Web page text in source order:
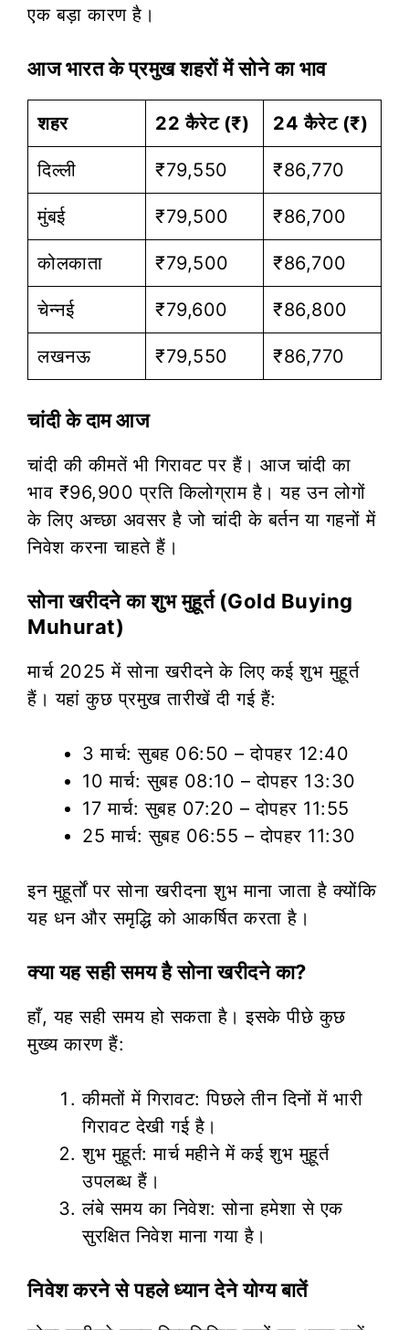
एक बड़ा कारण है।
आज भारत के प्रमुख शहरों में सोने का भाव
शहर 22 कैरेट (₹) 24 कैरेट (₹)
दिल्ली ₹79,550 ₹86,770
मुंबई ₹79,500 ₹86,700
कोलकाता ₹79,500 ₹86,700
चेन्नई ₹79,600 ₹86,800
लखनऊ ₹79,550 ₹86,770
चांदी के दाम आज
चांदी की कीमतें भी गिरावट पर हैं। आज चांदी का
भाव ₹96,900 प्रति किलोग्राम है। यह उन लोगों
के लिए अच्छा अवसर है जो चांदी के बर्तन या गहनों में
निवेश करना चाहते हैं।
सोना खरीदने का शुभ मुहूर्त (Gold Buying
Muhurat)
मार्च 2025 में सोना खरीदने के लिए कई शुभ मुहूर्त
हैं। यहां कुछ प्रमुख तारीखें दी गई हैं:
3 मार्च: सुबह 06:50 – दोपहर 12:40
10 मार्च: सुबह 08:10 – दोपहर 13:30
17 मार्च: सुबह 07:20 – दोपहर 11:55
25 मार्च: सुबह 06:55 – दोपहर 11:30
इन मुहूर्तों पर सोना खरीदना शुभ माना जाता है क्योंकि
यह धन और समृद्धि को आकर्षित करता है।
क्या यह सही समय है सोना खरीदने का?
हाँ, यह सही समय हो सकता है। इसके पीछे कुछ
मुख्य कारण हैं:
कीमतों में गिरावट: पिछले तीन दिनों में भारी
गिरावट देखी गई है।
शुभ मुहूर्त: मार्च महीने में कई शुभ मुहूर्त
उपलब्ध हैं।
लंबे समय का निवेश: सोना हमेशा से एक
सुरक्षित निवेश माना गया है।
निवेश करने से पहले ध्यान देने योग्य बातें